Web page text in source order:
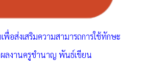
พื่อส่งเสริมความสามารถการใช้ทักษะ
ลงานครูชำนาญ พันธ์เขียน